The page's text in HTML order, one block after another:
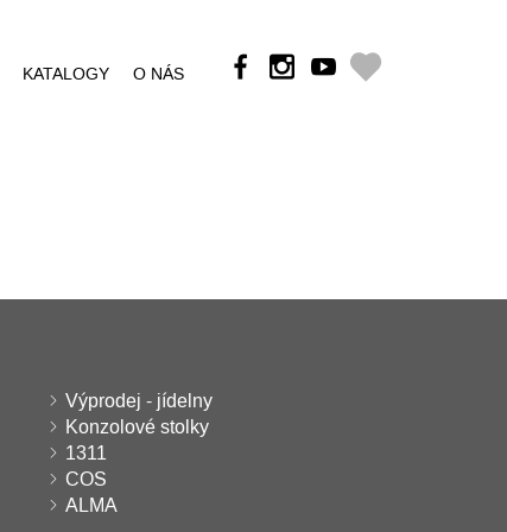
KATALOGY O NÁS
Výprodej - jídelny
Konzolové stolky
1311
COS
ALMA